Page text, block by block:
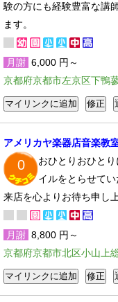
験の方にも経験豊富な講
ます。
月謝 6,000 円～
京都府京都市左京区下鴨
アメリカヤ楽器店音楽教
0
おひとりおひと
イルをとらせて
来店を心よりお待ち申し
月謝 8,800 円～
京都府京都市北区小山上